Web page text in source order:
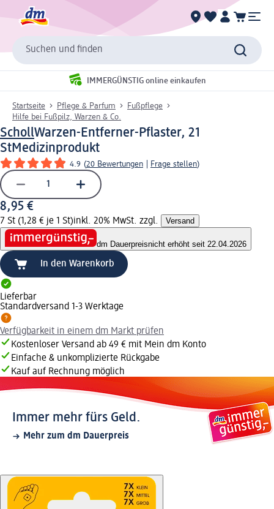
Suchen und finden
IMMERGÜNSTIG online einkaufen
Startseite Pflege & Parfum
Fußpflege
Hilfe bei Fußpilz, Warzen & Co.
SchollWarzen-Entferner-Pflaster, 21
StMedizinprodukt
4.9 (20 Bewertungen Frage stellen)
8,95 €
7 St (1,28 € je 1 St)inkl. 20% MwSt. zzgl. Versand
dm Dauerpreisnicht erhöht seit 22.04.2026
In den Warenkorb
Lieferbar
Standardversand 1-3 Werktage
Verfügbarkeit in einem dm Markt prüfen
Kostenloser Versand ab 49 € mit Mein dm Konto
Einfache & unkomplizierte Rückgabe
Kauf auf Rechnung möglich
Immer mehr fürs Geld.
Mehr zum dm Dauerpreis